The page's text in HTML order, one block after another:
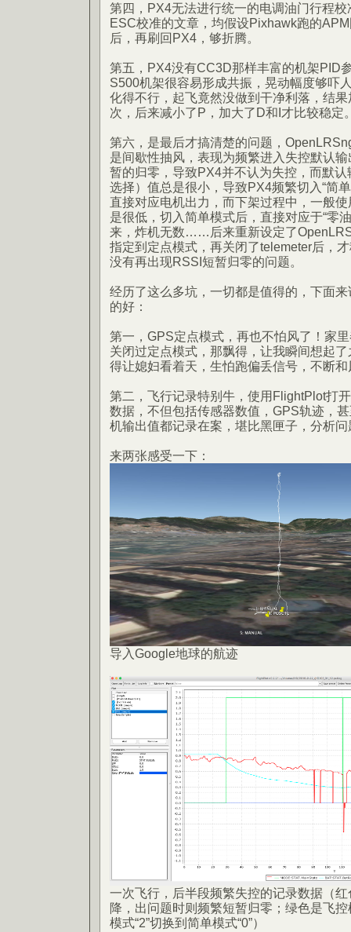
第四，PX4无法进行统一的电调油门行程
ESC校准的文章，均假设Pixhawk跑的
后，再刷回PX4，够折腾。
第五，PX4没有CC3D那样丰富的机架PID
S500机架很容易形成共振，晃动幅度够吓
化得不行，起飞竟然没做到干净利落，结
次，后来减小了P，加大了D和I才比较稳定
第六，是最后才搞清楚的问题，
是间歇性抽风，表现为频繁进入失控默认
暂的归零，导致PX4并不认为失控，而默
选择）值总是很小，导致PX4频繁切入“简
直接对应电机出力，而下架过程中，一般
是很低，切入简单模式后，直接对应于“零
来，炸机无数……后来重新设定了
指定到定点模式，再关闭了telemeter后，
没有再出现RSSI短暂归零的问题。
经历了这么多坑，一切都是值得的，下面
的好：
第一，GPS定点模式，再也不怕风了！家
关闭过定点模式，那飘得，让我瞬间想起
得让媳妇看着天，生怕跑偏丢信号，不断
第二，飞行记录特别牛，使用FlightPlot打
数据，不但包括传感器数值，GPS轨迹，
机输出值都记录在案，堪比黑匣子，分析
来两张感受一下：
导入Google地球的航迹
一次飞行，后半段频繁失控的记录数据（
降，出问题时则频繁短暂归零；绿色是飞
模式“2”切换到简单模式“0”）